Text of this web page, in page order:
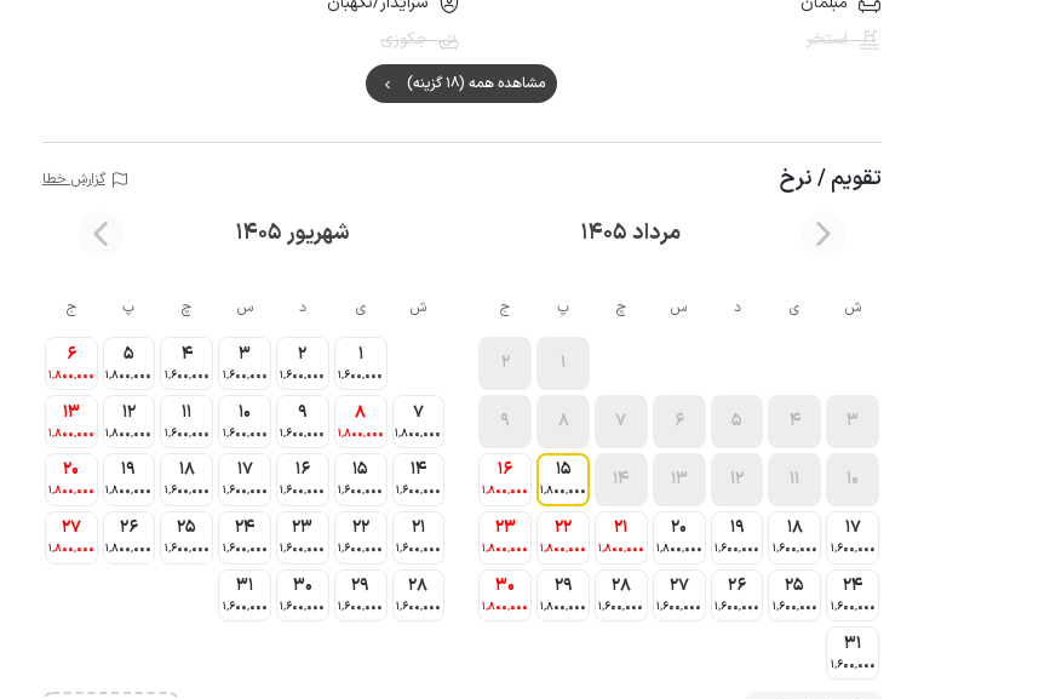
استخر
جکوزی
مشاهده همه (18 گزینه)
تقویم / نرخ گزارش خطا
مرداد 1405 شهریور 1405
ش ی د س چ پ ج
1
2
3
4
5
6
7
8
9
10
11
12
13
14
15
1٬800٬000
16
1٬800٬000
17
1٬600٬000
18
1٬600٬000
19
1٬600٬000
20
1٬800٬000
21
1٬800٬000
22
1٬800٬000
23
1٬800٬000
24
1٬600٬000
25
1٬600٬000
26
1٬600٬000
27
1٬600٬000
28
1٬600٬000
29
1٬800٬000
30
1٬800٬000
31
1٬600٬000
ش ی د س چ پ ج
1
1٬600٬000
2
1٬600٬000
3
1٬600٬000
4
1٬600٬000
5
1٬800٬000
6
1٬800٬000
7
1٬800٬000
8
1٬800٬000
9
1٬600٬000
10
1٬600٬000
11
1٬600٬000
12
1٬800٬000
13
1٬800٬000
14
1٬600٬000
15
1٬600٬000
16
1٬600٬000
17
1٬600٬000
18
1٬600٬000
19
1٬800٬000
20
1٬800٬000
21
1٬600٬000
22
1٬600٬000
23
1٬600٬000
24
1٬600٬000
25
1٬600٬000
26
1٬800٬000
27
1٬800٬000
28
1٬600٬000
29
1٬600٬000
30
1٬600٬000
31
1٬600٬000